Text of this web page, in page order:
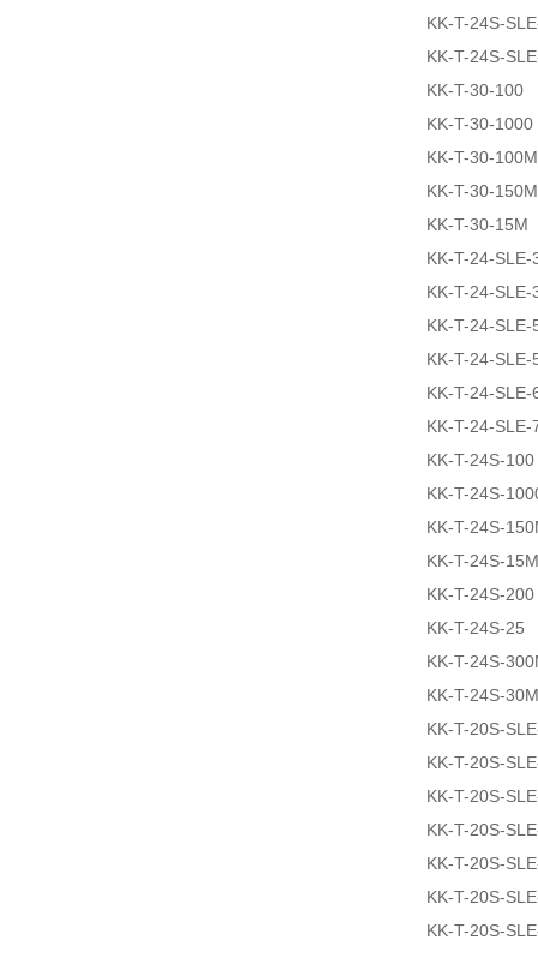
KK-T-24S-
KK-T-24S-
KK-T-30-100
KK-T-30-1000
KK-T-30-100M
KK-T-30-150M
KK-T-30-15M
KK-T-24-SLE-
KK-T-24-SLE-
KK-T-24-SLE-
KK-T-24-SLE-
KK-T-24-SLE-
KK-T-24-SLE-
KK-T-24S-100
KK-T-24S-
KK-T-24S-
KK-T-24S-15M
KK-T-24S-200
KK-T-24S-25
KK-T-24S-
KK-T-24S-30M
KK-T-20S-
KK-T-20S-
KK-T-20S-
KK-T-20S-
KK-T-20S-
KK-T-20S-
KK-T-20S-